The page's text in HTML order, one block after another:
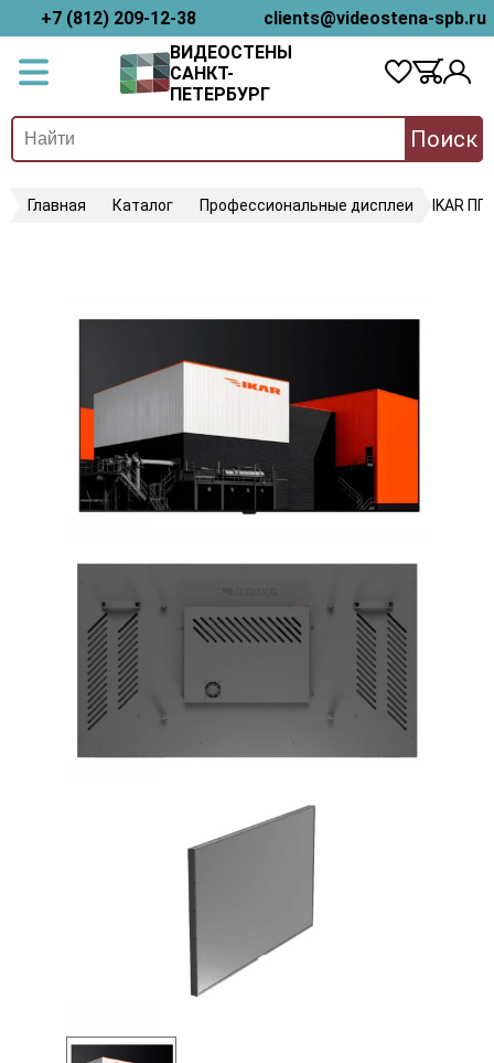
+7 (812) 209-12-38
clients@videostena-spb.ru
ВИДЕОСТЕНЫ
САНКТ-
ПЕТЕРБУРГ
Поиск
Главная Каталог Профессиональные дисплеи IKAR